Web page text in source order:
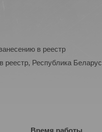
в реестр
реестр, Республика
Время работы